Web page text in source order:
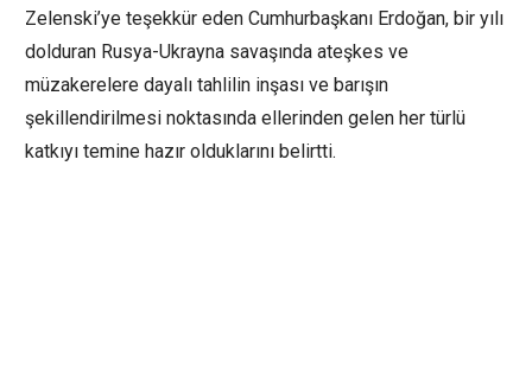
Zelenski’ye teşekkür eden Cumhurbaşkanı Erdoğan, bir yılı
dolduran Rusya-Ukrayna savaşında ateşkes ve
müzakerelere dayalı tahlilin inşası ve barışın
şekillendirilmesi noktasında ellerinden gelen her türlü
katkıyı temine hazır olduklarını belirtti.